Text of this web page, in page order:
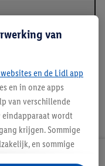
van
en de Lidl app
en in onze apps
van verschillende
wordt
krijgen. Sommige
en sommige